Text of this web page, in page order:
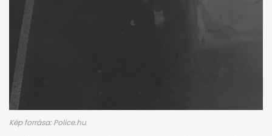
Kép forrása: Police.hu